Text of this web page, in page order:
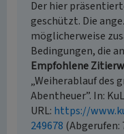
Der hier
geschützt. Die
möglicherweise
Bedingungen, die
Empfohlene
„Weiherablauf des
Abentheuer”. In:
URL: https://
249678 (Abgerufen: